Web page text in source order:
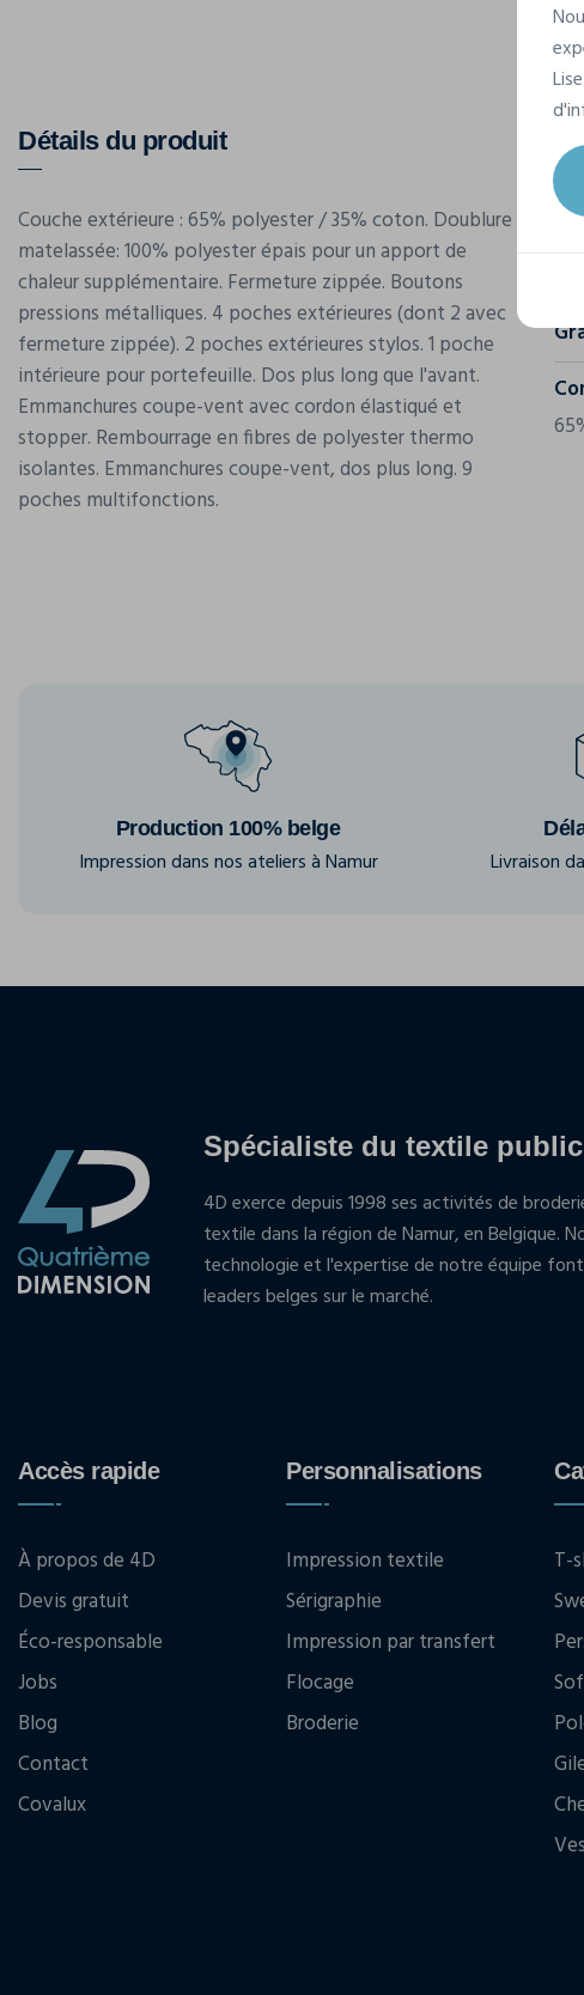
Détails du produit
Couche extérieure : 65% polyester / 35% coton. Doublure
matelassée: 100% polyester épais pour un apport de
chaleur supplémentaire. Fermeture zippée. Boutons
pressions métalliques. 4 poches extérieures (dont 2 avec
fermeture zippée). 2 poches extérieures stylos. 1 poche
intérieure pour portefeuille. Dos plus long que l'avant.
Emmanchures coupe-vent avec cordon élastiqué et
stopper. Rembourrage en fibres de polyester thermo
isolantes. Emmanchures coupe-vent, dos plus long. 9
poches multifonctions.
Production 100% belge
Impression dans nos ateliers à Namur Livraison
Spécialiste du textile
4D exerce depuis 1998 ses activités de
textile dans la région de Namur, en Belgique.
technologie et l'expertise de notre équipe
leaders belges sur le marché.
Accès rapide
À propos de 4D
Devis gratuit
Éco-responsable
Jobs
Blog
Contact
Covalux
Personnalisations
Impression textile
Sérigraphie
Impression par transfert
Flocage
Broderie
T-